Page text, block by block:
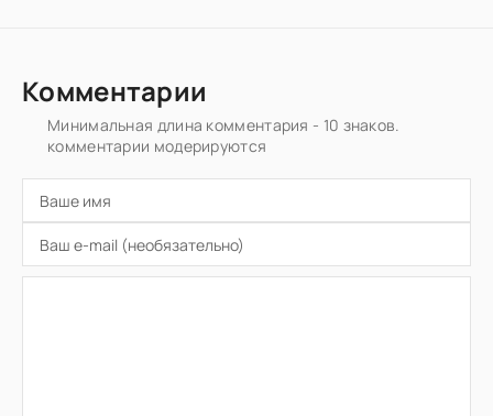
Комментарии
Минимальная длина комментария - 10 знаков.
комментарии модерируются